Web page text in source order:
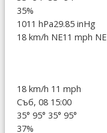
35%
1011 hPa29.85 inHg
18 km/h NE11 mph NE
18 km/h 11 mph
Съб, 08 15:00
35° 95° 35° 95°
37%